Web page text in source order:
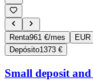
Renta961 €/mes
EUR
Depósito1373 €
Small deposit